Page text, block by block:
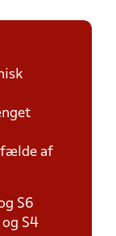
af
S6
S4